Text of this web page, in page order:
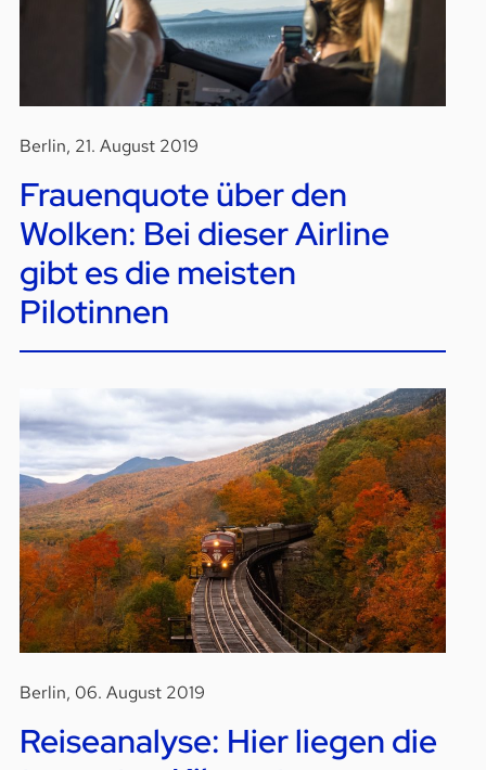
Berlin, 21. August 2019
Frauenquote über den
Wolken: Bei dieser Airline
gibt es die meisten
Pilotinnen
Berlin, 06. August 2019
Reiseanalyse: Hier liegen die